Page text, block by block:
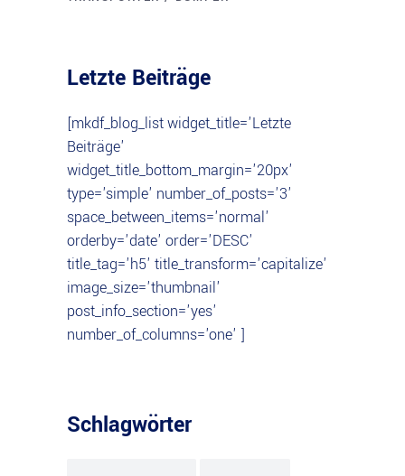
Letzte Beiträge
[mkdf_blog_list widget_title='Letzte
Beiträge'
widget_title_bottom_margin='20px'
type='simple' number_of_posts='3'
space_between_items='normal'
orderby='date' order='DESC'
title_tag='h5' title_transform='capitalize'
image_size='thumbnail'
post_info_section='yes'
number_of_columns='one' ]
Schlagwörter